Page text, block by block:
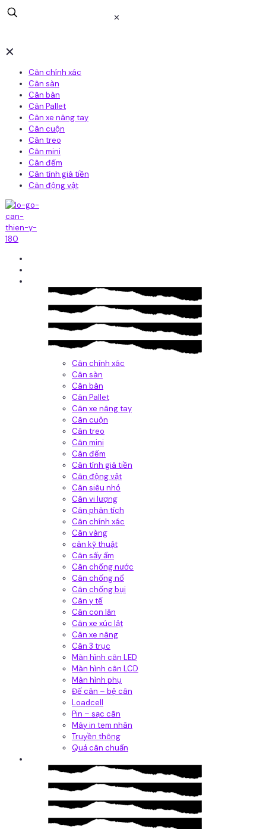
✕
✕
Cân chính xác
Cân sàn
Cân bàn
Cân Pallet
Cân xe nâng tay
Cân cuộn
Cân treo
Cân mini
Cân đếm
Cân tính giá tiền
Cân động vật
Cân chính xác
Cân sàn
Cân bàn
Cân Pallet
Cân xe nâng tay
Cân cuộn
Cân treo
Cân mini
Cân đếm
Cân tính giá tiền
Cân động vật
Cân siêu nhỏ
Cân vi lượng
Cân phân tích
Cân chính xác
Cân vàng
cân kỹ thuật
Cân sấy ẩm
Cân chống nước
Cân chống nổ
Cân chống bụi
Cân y tế
Cân con lăn
Cân xe xúc lật
Cân xe nâng
Cân 3 trục
Màn hình cân LED
Màn hình cân LCD
Màn hình phụ
Đế cân – bệ cân
Loadcell
Pin – sạc cân
Máy in tem nhãn
Truyền thông
Quả cân chuẩn